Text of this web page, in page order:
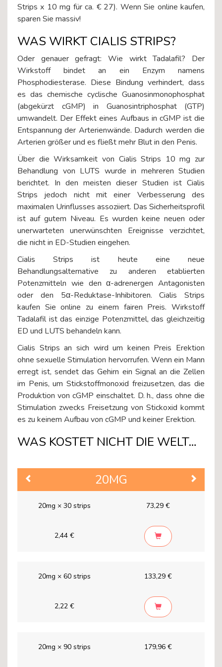
Strips x 10 mg für ca. € 27). Wenn Sie online kaufen,
sparen Sie massiv!
WAS WIRKT CIALIS STRIPS?
Oder genauer gefragt: Wie wirkt Tadalafil? Der
Wirkstoff bindet an ein Enzym namens
Phosphodiesterase. Diese Bindung verhindert, dass
es das chemische cyclische Guanosinmonophosphat
(abgekürzt cGMP) in Guanosintriphosphat (GTP)
umwandelt. Der Effekt eines Aufbaus in cGMP ist die
Entspannung der Arterienwände. Dadurch werden die
Arterien größer und es fließt mehr Blut in den Penis.
Über die Wirksamkeit von Cialis Strips 10 mg zur
Behandlung von LUTS wurde in mehreren Studien
berichtet. In den meisten dieser Studien ist Cialis
Strips jedoch nicht mit einer Verbesserung des
maximalen Urinflusses assoziiert. Das Sicherheitsprofil
ist auf gutem Niveau. Es wurden keine neuen oder
unerwarteten unerwünschten Ereignisse verzichtet,
die nicht in ED-Studien eingehen.
Cialis Strips ist heute eine neue
Behandlungsalternative zu anderen etablierten
Potenzmitteln wie den α-adrenergen Antagonisten
oder den 5α-Reduktase-Inhibitoren. Cialis Strips
kaufen Sie online zu einem fairen Preis. Wirkstoff
Tadalafil ist das einzige Potenzmittel, das gleichzeitig
ED und LUTS behandeln kann.
Cialis Strips an sich wird um keinen Preis Erektion
ohne sexuelle Stimulation hervorrufen. Wenn ein Mann
erregt ist, sendet das Gehirn ein Signal an die Zellen
im Penis, um Stickstoffmonoxid freizusetzen, das die
Produktion von cGMP einschaltet. D. h., dass ohne die
Stimulation zwecks Freisetzung von Stickoxid kommt
es zu keinem Aufbau von cGMP und keiner Erektion.
WAS KOSTET NICHT DIE WELT…
20MG
20mg × 30 strips 73,29 €
2,44 €
20mg × 60 strips 133,29 €
2,22 €
20mg × 90 strips 179,96 €